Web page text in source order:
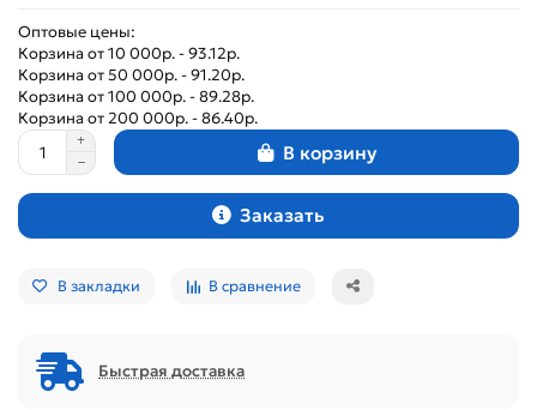
Оптовые цены:
Корзина от 10 000р. - 93.12р.
Корзина от 50 000р. - 91.20р.
Корзина от 100 000р. - 89.28р.
Корзина от 200 000р. - 86.40р.
В корзину
Заказать
В закладки В сравнение
Быстрая доставка